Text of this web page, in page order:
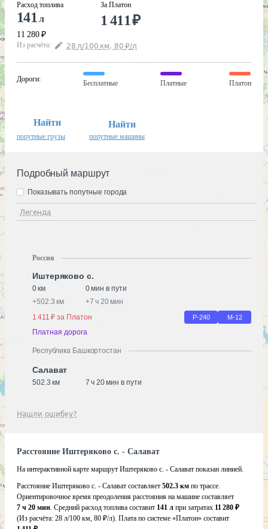
Расход топлива
141 л
11 280 ₽
За Платон
1 411₽
Из расчёта: 28 л/100 км, 80 ₽/л
Дороги:
Бесплатные Платные Платон
Найти
попутные грузы
Найти
попутные машины
Подробный маршрут
Легенда
Показывать попутные города
Россия
Иштеряково с.
0 км
0 мин в пути
+502.3 км +7 ч 20 мин
1 411 ₽ за Платон
Р-240 М-12
Платная дорога
Республика Башкортостан
Салават
502.3 км 7 ч 20 мин в пути
Нашли ошибку?
Расстояние Иштеряково с. - Салават
На интерактивной карте маршрут Иштеряково с. - Салават показан линией.
Расстояние Иштеряково с. - Салават составляет 502.3 км по трассе.
Ориентировочное время преодоления расстояния на машине составляет
7 ч 20 мин. Средний расход топлива составит 141 л при затратах 11 280 ₽
(Из расчёта: 28 л/100 км, 80 ₽/л). Плата по системе «Платон» составит